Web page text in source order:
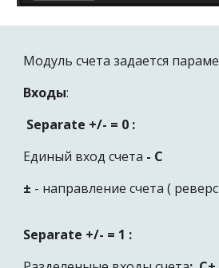
Модуль счета задается
Входы:
Separate +/- = 0 :
Единый вход счета - С
± - направление счета (
Separate +/- = 1 :